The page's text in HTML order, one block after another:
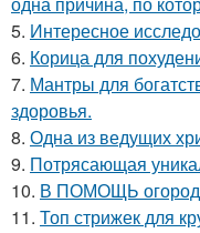
5. Интересное
6. Корица для
7. Мантры для
здоровья.
8. Одна из ведущих
9. Потрясающая
10. В ПОМОЩЬ
11. Топ стрижек для